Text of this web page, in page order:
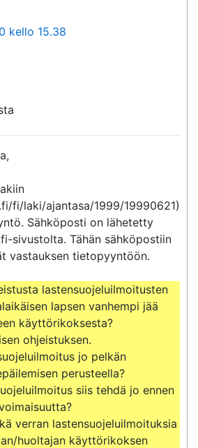
kello 15.38
fi/laki/ajantasa/1999/19990621)
Sähköposti on lähetetty
sivustolta. Tähän sähköpostiin
vastauksen tietopyyntöön.
lastensuojeluilmoitusten
lapsen vanhempi jää
käyttörikoksesta?
ohjeistuksen.
jo pelkän
perusteella?
siis tehdä jo ennen
verran lastensuojeluilmoituksia
huoltajan käyttörikoksen